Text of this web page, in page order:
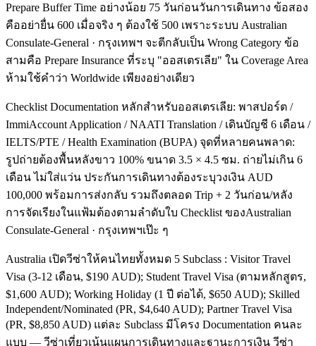
Prepare Buffer Time อย่างน้อย 75 วันก่อนวันการเดินทาง ข้อสอง
คืออย่ายื่น 600 เมื่อจริง ๆ ต้องใช้ 500 เพราะระบบ Australian
Consulate-General · กรุงเทพฯ จะตีกลับเป็น Wrong Category ข้อ
สามคือ Prepare Insurance ที่ระบุ "ออสเตรเลีย" ใน Coverage Area
ห้ามใช้คำว่า Worldwide เพียงอย่างเดียว
Checklist Documentation หลักสำหรับออสเตรเลีย: พาสปอร์ต /
ImmiAccount Application / NAATI Translation / เดินบัญชี 6 เดือน /
IELTS/PTE / Health Examination (BUPA) จุดที่หลายคนพลาด:
รูปถ่ายต้องพื้นหลังขาว 100% ขนาด 3.5 × 4.5 ซม. ถ่ายไม่เกิน 6
เดือน ไม่ใส่แว่น ประกันการเดินทางต้องระบุวงเงิน AUD
100,000 พร้อมการส่งกลับ รวมถึงตลอด Trip + 2 วันก่อน/หลัง
การจัดเรียงในแฟ้มต้องตามลำดับใบ Checklist ของAustralian
Consulate-General · กรุงเทพฯเป๊ะ ๆ
Australia เปิดวีซ่าให้คนไทยทั้งหมด 5 Subclass : Visitor Travel
Visa (3-12 เดือน, $190 AUD); Student Travel Visa (ตามหลักสูตร,
$1,600 AUD); Working Holiday (1 ปี ต่อได้, $650 AUD); Skilled
Independent/Nominated (PR, $4,640 AUD); Partner Travel Visa
(PR, $8,850 AUD) แต่ละ Subclass มีโครง Documentation คนละ
แบบ — วีซ่าเที่ยวเน้นแผนการเดินทางและฐานะการเงิน วีซ่า